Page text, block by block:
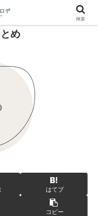
め
はてブ
コピー
検索